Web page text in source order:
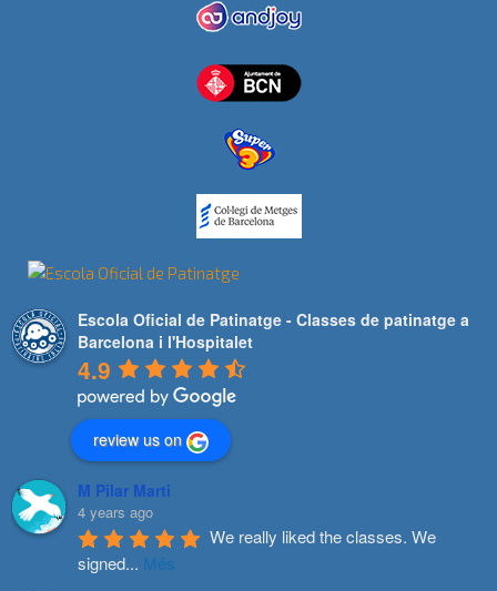
Escola Oficial de Patinatge - Classes de patinatge a
Barcelona i l'Hospitalet
4.9
review us on
M Pilar Marti
4 years ago
We really liked the classes. We
signed... Més